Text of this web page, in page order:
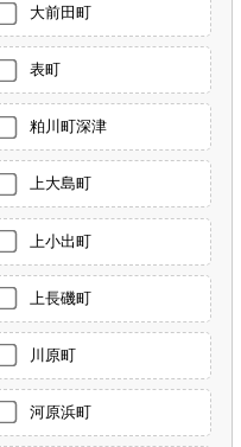
大前田町
表町
粕川町深津
上大島町
上小出町
上長磯町
川原町
河原浜町